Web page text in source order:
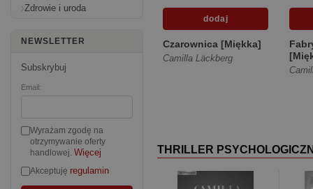
Zdrowie i uroda
NEWSLETTER
Subskrybuj
Email:
Wyrażam zgodę na
otrzymywanie oferty
handlowej. Więcej
Akceptuję regulamin
Czarownica [Miękka]
Camilla Läckberg
THRILLER